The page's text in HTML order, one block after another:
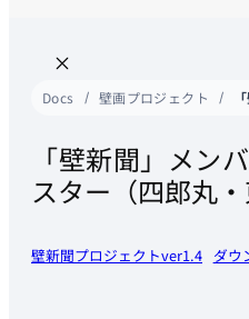
Docs 壁画プロジェクト
「壁新聞」メン
スター（四郎丸・
壁新聞プロジェクトver1.4 ダウ